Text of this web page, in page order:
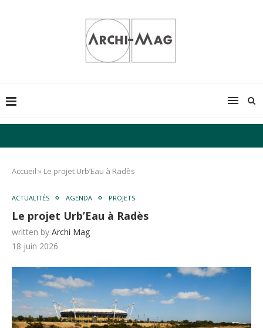
Accueil » Le projet Urb’Eau à Radès
ACTUALITÉS AGENDA PROJETS
Le projet Urb’Eau à Radès
written by Archi Mag
18 juin 2026